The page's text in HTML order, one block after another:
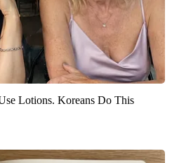
Lotions. Koreans Do This